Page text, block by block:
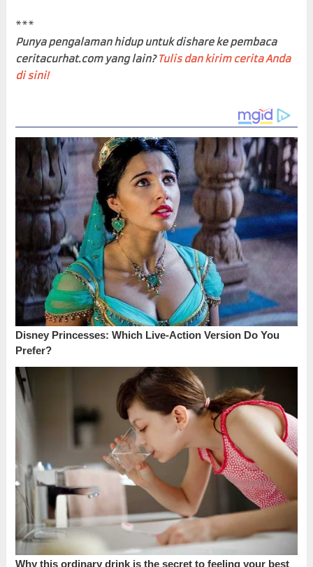
***
Punya pengalaman hidup untuk dishare ke pembaca
ceritacurhat.com yang lain?Tulis dan kirim cerita Anda
di sini!